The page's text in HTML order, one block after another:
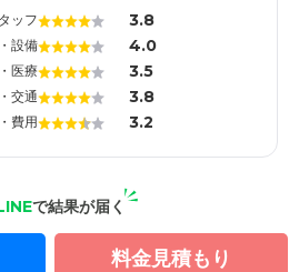
ッフ 3.8
設備 4.0
医療 3.5
交通 3.8
費用 3.2
で結果が届く
料金見積もり